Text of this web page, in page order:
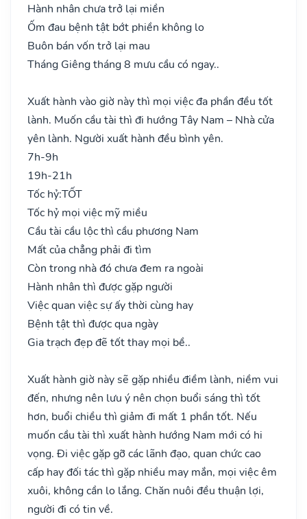
Hành nhân chưa trở lại miền
Ốm đau bệnh tật bớt phiền không lo
Buôn bán vốn trở lại mau
Tháng Giêng tháng 8 mưu cầu có ngay..
Xuất hành vào giờ này thì mọi việc đa phần đều tốt
lành. Muốn cầu tài thì đi hướng Tây Nam – Nhà cửa
yên lành. Người xuất hành đều bình yên.
7h-9h
19h-21h
Tốc hỷ:TỐT
Tốc hỷ mọi việc mỹ miều
Cầu tài cầu lộc thì cầu phương Nam
Mất của chẳng phải đi tìm
Còn trong nhà đó chưa đem ra ngoài
Hành nhân thì được gặp người
Việc quan việc sự ấy thời cùng hay
Bệnh tật thì được qua ngày
Gia trạch đẹp đẽ tốt thay mọi bề..
Xuất hành giờ này sẽ gặp nhiều điềm lành, niềm vui
đến, nhưng nên lưu ý nên chọn buổi sáng thì tốt
hơn, buổi chiều thì giảm đi mất 1 phần tốt. Nếu
muốn cầu tài thì xuất hành hướng Nam mới có hi
vọng. Đi việc gặp gỡ các lãnh đạo, quan chức cao
cấp hay đối tác thì gặp nhiều may mắn, mọi việc êm
xuôi, không cần lo lắng. Chăn nuôi đều thuận lợi,
người đi có tin về.